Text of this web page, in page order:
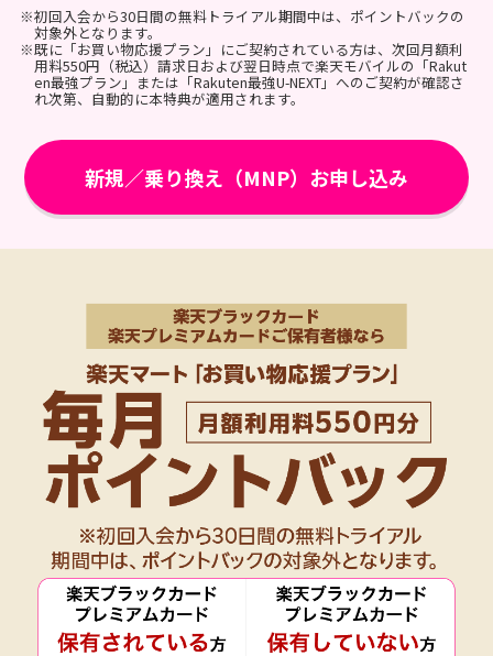
※初回入会から30日間の無料トライアル期間中は、ポイントバックの
対象外となります。
※既に「お買い物応援プラン」にご契約されている方は、次回月額利
用料550円（税込）請求日および翌日時点で楽天モバイルの「Rakut
en最強プラン」または「Rakuten最強U-NEXT」へのご契約が確認さ
れ次第、自動的に本特典が適用されます。
新規／乗り換え（MNP）お申し込み